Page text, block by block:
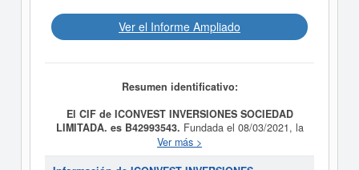
Ver el Informe Ampliado
Resumen identificativo:
El CIF de ICONVEST INVERSIONES SOCIEDAD
LIMITADA. es B42993543. Fundada el 08/03/2021, la
ICONVEST INVERSIONES SOCIEDAD
LIMITADA.tiene como finalidad - la realización de todo
Ver más >